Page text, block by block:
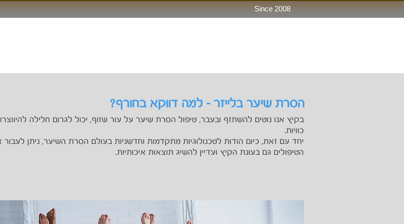
Since 2008
הסרת שיער בלייזר - למה דווקא בחורף?
בקיץ אנו נוטים להשתזף ובעבר, טיפול הסרת שיער על עור שזוף, יכול לגרום חלילה
כוויות.
יחד עם זאת, כיום הודות לטכנולוגיות מתקדמות וחדשניות בעולם הסרת השיער, ניתן
הטיפולים גם בעונת הקיץ ועדיין להשיג תוצאות איכותיות.